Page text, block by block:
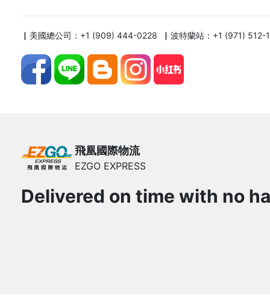
▏美國總公司：+1 (909) 444-0228 ▏波特蘭站：+1 (971)
飛凰國際物流
EZGO EXPRESS
Delivered on time with no